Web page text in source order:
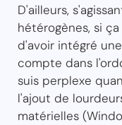
D'ailleurs,
hétérogènes, si
d'avoir intégré
compte dans
suis perplexe
l'ajout de
matérielles